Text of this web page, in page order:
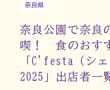
奈良県
奈良公園で奈良
喫！ 食のおす
「C'festa（シェ
2025」出店者一